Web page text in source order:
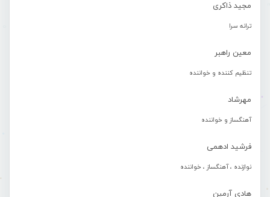
مجید ذاکری
ترانه سرا
معین راهبر
تنظیم کننده و خواننده
مهرشاد
آهنگساز و خواننده
فرشید ادهمی
نوازنده ، آهنگساز ، خواننده
هادی آرمین